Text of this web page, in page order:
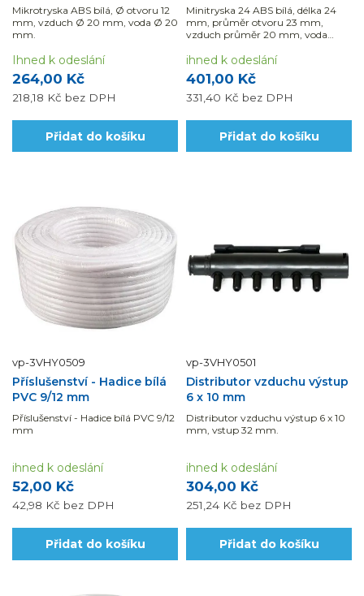
Mikrotryska ABS bílá, Ø otvoru 12
mm, vzduch Ø 20 mm, voda Ø 20
mm.
264,00 Kč
218,18 Kč bez DPH
Ihned k odeslání
Přidat do košíku
Minitryska 24 ABS bílá, délka 24
mm, průměr otvoru 23 mm,
vzduch průměr 20 mm, voda
401,00 Kč
331,40 Kč bez DPH
ihned k odeslání
Přidat do košíku
vp-3VHY0509
Příslušenství - Hadice bílá
PVC 9/12 mm
Příslušenství - Hadice bílá PVC 9/12
mm
52,00 Kč
42,98 Kč bez DPH
ihned k odeslání
Přidat do košíku
vp-3VHY0501
Distributor vzduchu výstup
6 x 10 mm
Distributor vzduchu výstup 6 x 10
mm, vstup 32 mm.
304,00 Kč
251,24 Kč bez DPH
ihned k odeslání
Přidat do košíku